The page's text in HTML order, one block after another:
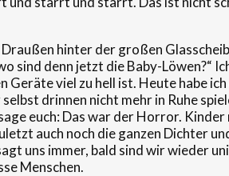
hinter der großen
sind denn jetzt die Baby-Löwen?“
viel zu hell ist. Heute habe
drinnen nicht mehr in Ruhe
euch: Das war der Horror.
auch noch die ganzen Dichter
uns immer, bald sind wir wieder
Menschen.